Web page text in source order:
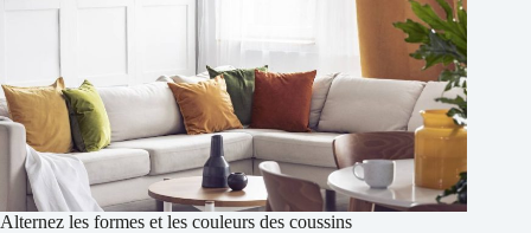
Alternez les formes et les couleurs des coussins